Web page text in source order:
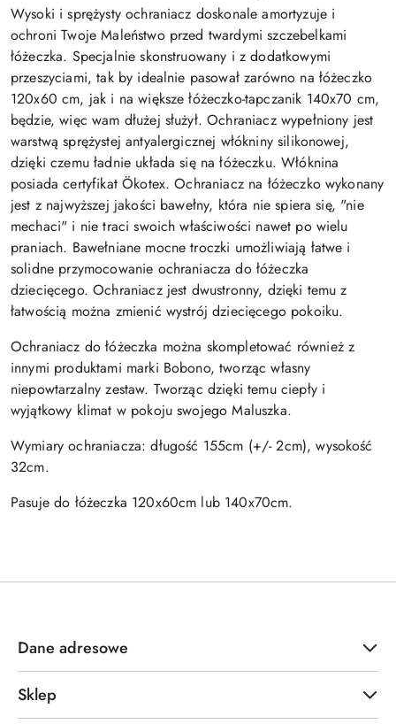
Wysoki i sprężysty ochraniacz doskonale amortyzuje i
ochroni Twoje Maleństwo przed twardymi szczebelkami
łóżeczka. Specjalnie skonstruowany i z dodatkowymi
przeszyciami, tak by idealnie pasował zarówno na łóżeczko
120x60 cm, jak i na większe łóżeczko-tapczanik 140x70 cm,
będzie, więc wam dłużej służył. Ochraniacz wypełniony jest
warstwą sprężystej antyalergicznej włókniny silikonowej,
dzięki czemu ładnie układa się na łóżeczku. Włóknina
posiada certyfikatÖkotex. Ochraniacz na łóżeczko wykonany
jest z najwyższej jakości bawełny, która nie spiera się, "nie
mechaci" i nie traci swoich właściwości nawet po wielu
praniach. Bawełniane mocne troczki umożliwiają łatwe i
solidne przymocowanie ochraniacza do łóżeczka
dziecięcego. Ochraniacz jest dwustronny, dzięki temu z
łatwością można zmienić wystrój dziecięcego pokoiku.
Ochraniacz do łóżeczka można skompletować również z
innymi produktami marki Bobono, tworząc własny
niepowtarzalny zestaw. Tworząc dzięki temu ciepły i
wyjątkowy klimat w pokoju swojego Maluszka.
Wymiary ochraniacza: długość 155cm (+/- 2cm), wysokość
32cm.
Pasuje do łóżeczka 120x60cm lub 140x70cm.
Dane adresowe
Sklep